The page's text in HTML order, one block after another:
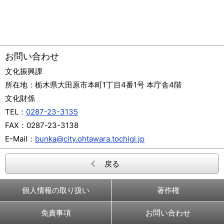
お問い合わせ
文化振興課
所在地： 栃木県大田原市本町1丁目4番1号 本庁舎4階
文化財係
TEL： 0287-23-3135
FAX： 0287-23-3138
E-Mail： bunka@city.ohtawara.tochigi.jp
戻る
個人情報の取り扱い 著作権
免責事項 お問い合わせ